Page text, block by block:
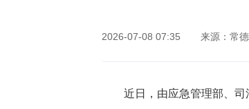
2026-07-08 07:35 来源：常
近日，由应急管理部、